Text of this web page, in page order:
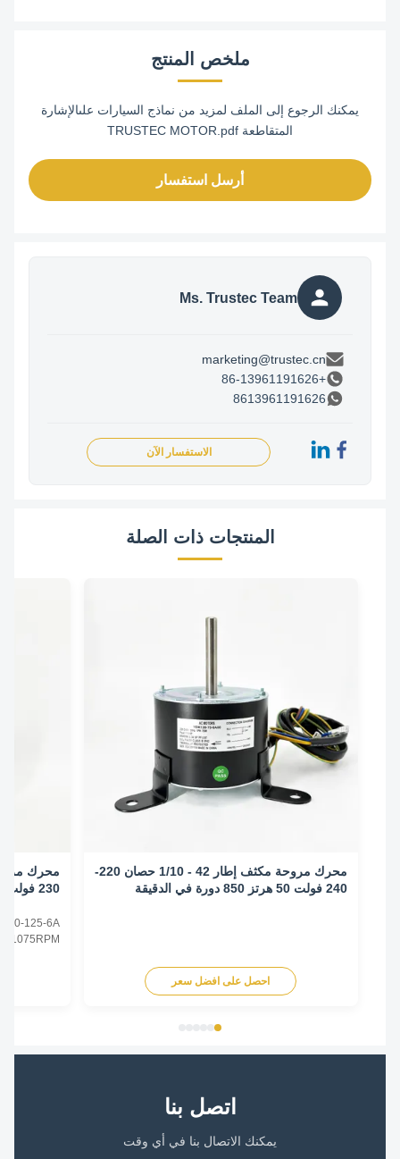
ملخص المنتج
يمكنك الرجوع إلى الملف لمزيد من نماذج السيارات علىالإشارة
المتقاطعة TRUSTEC MOTOR.pdf
أرسل استفسار
Ms. Trustec Team
marketing@trustec.cn
8613961191626
الاستفسار الآن
المنتجات ذات الصلة
محرك مروحة مكثف إطار 42 - 1/10 حصان 220-
احصل على افضل سعر
YDK140-125-6A
230V 1075RPM
اتصل بنا
يمكنك الاتصال بنا في أي وقت